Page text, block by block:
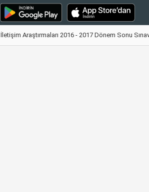
İletişim Araştırmaları 2016 - 2017 Dönem Sonu